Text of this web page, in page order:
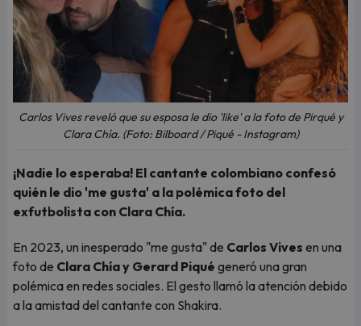
Carlos Vives reveló que su esposa le dio 'like' a la foto de Pirqué y
Clara Chía. (Foto: Bilboard / Piqué - Instagram)
¡Nadie lo esperaba! El cantante colombiano confesó
quién le dio 'me gusta' a la polémica foto del
exfutbolista con Clara Chía.
En 2023, un inesperado "me gusta" de Carlos Vives en una
foto de Clara Chía y Gerard Piqué generó una gran
polémica en redes sociales. El gesto llamó la atención debido
a la amistad del cantante con Shakira.